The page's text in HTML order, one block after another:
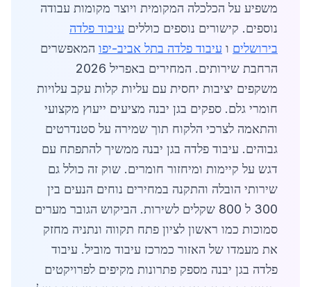
משפיע על הכלכלה המקומית ויוצר מקומות עבודה
נוספים. קישורים נוספים כוללים עיבוד פלדה
בירושלים ו עיבוד פלדה בתל אביב-יפו המאפשרים
הרחבת שירותים. המחירים באפריל 2026
משקפים יציבות יחסית עם עליות קלות עקב עלויות
חומרי גלם. ספקים בגן יבנה מציעים ייעוץ מקצועי
והתאמה לצרכי הלקוח תוך שמירה על סטנדרטים
גבוהים. עיבוד פלדה בגן יבנה ממשיך להתפתח עם
דגש על קיימות ומיחזור חומרים. שוק זה כולל גם
שירותי הובלה והתקנה במחירים נוחים הנעים בין
300 ל 800 שקלים לשירות. הביקוש הגובר מערים
סמוכות כמו ראשון לציון פתח תקווה ונתניה מחזק
את מעמדו של האזור כמרכז עיבוד מוביל. עיבוד
פלדה בגן יבנה מספק פתרונות מקיפים לפרויקטים